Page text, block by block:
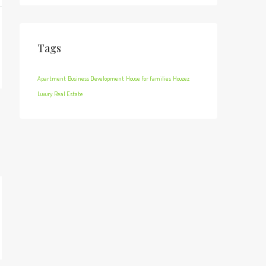
Tags
Apartment Business Development House for families Houzez
Luxury Real Estate